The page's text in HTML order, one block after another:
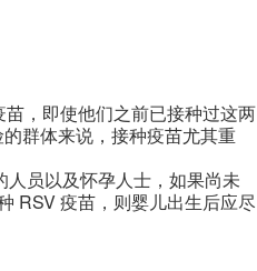
，即使他们之前已接种过这两
群体来说，接种疫苗尤其重
员以及怀孕人士，如果尚未
RSV 疫苗，则婴儿出生后应尽